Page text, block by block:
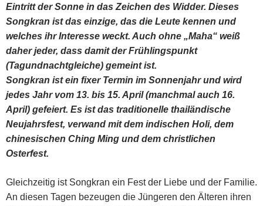
Eintritt der Sonne in das Zeichen des Widder. Dieses
Songkran ist das einzige, das die Leute kennen und
welches ihr Interesse weckt. Auch ohne „Maha“ weiß
daher jeder, dass damit der Frühlingspunkt
(Tagundnachtgleiche) gemeint ist.
Songkran ist ein fixer Termin im Sonnenjahr und wird
jedes Jahr vom 13. bis 15. April (manchmal auch 16.
April) gefeiert. Es ist das traditionelle thailändische
Neujahrsfest, verwand mit dem indischen Holi, dem
chinesischen Ching Ming und dem christlichen
Osterfest.
Gleichzeitig ist Songkran ein Fest der Liebe und der Familie.
An diesen Tagen bezeugen die Jüngeren den Älteren ihren